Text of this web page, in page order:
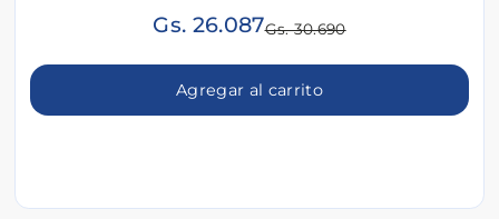
Gs. 26.087Gs. 30.690
Agregar al carrito